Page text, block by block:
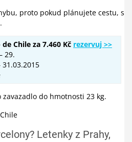
proto pokud plánujete cestu, s
Chile za 7.460 Kč rezervuj >>
29.
do hmotnosti 23 kg.
Letenky z Prahy,